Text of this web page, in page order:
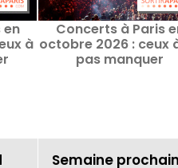
en
à
Concerts à Paris
octobre 2026 : ceux
pas manquer
Semaine